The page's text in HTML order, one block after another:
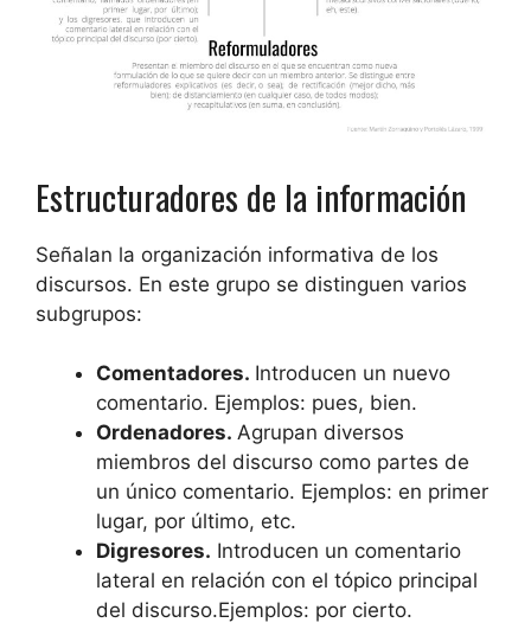
Estructuradores de la información
Señalan la organización informativa de los
discursos. En este grupo se distinguen varios
subgrupos:
Comentadores. Introducen un nuevo
comentario. Ejemplos: pues, bien.
Ordenadores. Agrupan diversos
miembros del discurso como partes de
un único comentario. Ejemplos: en primer
lugar, por último, etc.
Digresores. Introducen un comentario
lateral en relación con el tópico principal
del discurso.Ejemplos: por cierto.